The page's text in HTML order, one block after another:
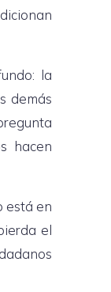
la
demás
hacen
está en
el